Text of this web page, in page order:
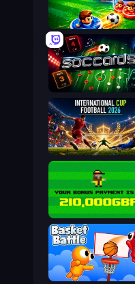
Soccer Duel
Soccards
Bad Soccer Manager
Basket Battle